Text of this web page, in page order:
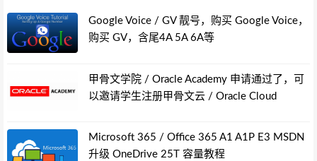
Google Voice / GV 靓号，购买 Google Voice，
购买 GV，含尾4A 5A 6A等
甲骨文学院 / Oracle Academy 申请通过了，可
以邀请学生注册甲骨文云 / Oracle Cloud
Microsoft 365 / Office 365 A1 A1P E3 MSDN
升级 OneDrive 25T 容量教程